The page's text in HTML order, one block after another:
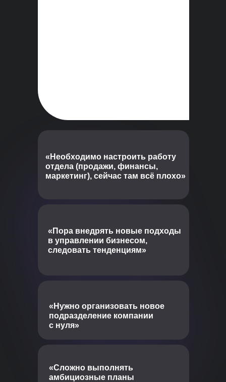
«Нужно организовать новое
подразделение компании
с нуля»
«Сложно выполнять
амбициозные планы
«Пора внедрять новые подходы
в управлении бизнесом,
следовать тенденциям»
«Необходимо настроить работу
отдела (продажи, финансы,
маркетинг), сейчас там всё плохо»